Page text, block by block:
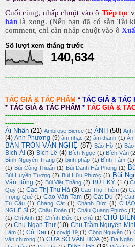
Cuối cùng, nhấp chuột vào ô Tiếp tục
bản là xong.(Nếu bạn đã có sẵn Tài
comment, chỉ cần nhấp chuột vào ô
Số lượt xem tháng trước
140,634
TÁC GIẢ & TÁC PHẨM * TÁC GIẢ & TÁC
* TÁC GIẢ & TÁC PHẨM * TÁC GIẢ &
--------------
Ái Nhân (21) Ambrose Bierce (1) ẢNH (58) Anh
(4) Anh Phương (9) âm nhạc (2) âm thanh (1) Ân
BÀN TRÒN VĂN NGHỆ (87) Bảo Hồ (1)
Bích Ái (3) Bích Lê (4) Bích Ngọc (1) Bích Vân
Bình Nguyên Trang (2) binh pháp (1) Bình Tâm (1)
(1) Bùi Công Thuấn (1) Bùi Danh Hải Phong (1)
Bùi Huyền Tương (2) Bùi Hữu Phước (1) Bùi
Văn Bồng (5) Bùi Việt Thắng (2) BÚT KÝ (17)
Quy (1) Cao Thị Thu Hà (3) Cao Thọ Thêm (2)
Trọng Quế (1) Cao Văn Tam (5) Cát Du (7)
Tú Cầu (1) Chàng Cát (1) Chánh Đức (1)
NGHỆ SĨ (2) Châu Đoàn (1) Châu Quang Phước (1)
(1) Chí Anh (1) Chính Đức (1) chủ (1) CHỦ
(2) Chu Ngạn Thư (10) Chu Trầm Nguyên
Lâm (1) Cỏ Dại (7) covid 19 (1) Công Nguyễn (1)
văn chương (1) CỬA SỔ VĂN HÓA (6) Dạ Ngân